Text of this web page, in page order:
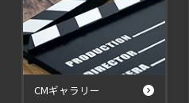
CMギャラリー